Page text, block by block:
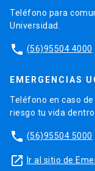
Teléfono para
Universidad.
phone (56)95504 4000
EMERGENCIAS
Teléfono en caso
riesgo tu vida
phone (56)95504 5000
launch Ir al sitio de